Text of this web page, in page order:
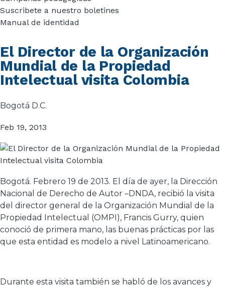
Suscribete a nuestro boletines
Manual de identidad
El Director de la Organización
Mundial de la Propiedad
Intelectual visita Colombia
Bogotá D.C.
Feb 19, 2013
Bogotá. Febrero 19 de 2013. El día de ayer, la Dirección
Nacional de Derecho de Autor –DNDA, recibió la visita
del director general de la Organización Mundial de la
Propiedad Intelectual (OMPI), Francis Gurry, quien
conoció de primera mano, las buenas prácticas por las
que esta entidad es modelo a nivel Latinoamericano.
Durante esta visita también se habló de los avances y